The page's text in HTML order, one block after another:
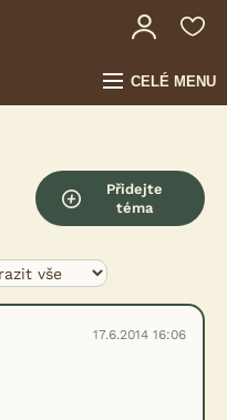
CELÉ MENU
Přidejte
téma
17.6.2014 16:06